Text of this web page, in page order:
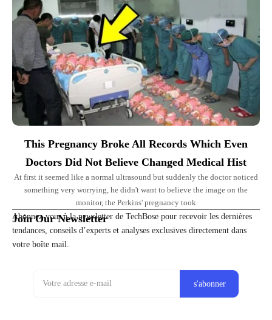
This Pregnancy Broke All Records Which Even
Doctors Did Not Believe Changed Medical Hist
At first it seemed like a normal ultrasound but suddenly the doctor noticed
something very worrying, he didn't want to believe the image on the
monitor, the Perkins' pregnancy took
Join Our Newsletter
Abonnez-vous à la newsletter de TechBose pour recevoir les dernières
tendances, conseils d’experts et analyses exclusives directement dans
votre boîte mail.